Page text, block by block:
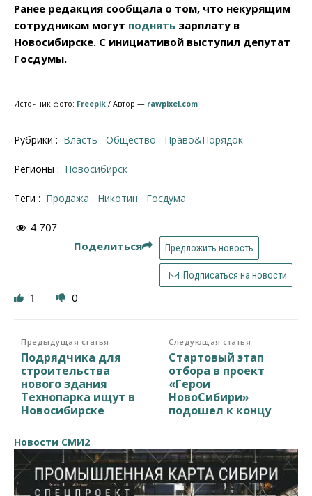
Ранее редакция сообщала о том, что некурящим
сотрудникам могут поднять зарплату в
Новосибирске. С инициативой выступил депутат
Госдумы.
Источник фото: Freepik / Автор — rawpixel.com
Рубрики : Власть Общество Право&Порядок
Регионы : Новосибирск
Теги : продажа никотин Госдума
4 707
Поделиться Предложить новость
Подписаться на новости
1 0
Предыдущая статья
Подрядчика для
строительства
нового здания
Технопарка ищут в
Новосибирске
Следующая статья
Стартовый этап
отбора в проект
«Герои
НовоСибири»
подошел к концу
Новости СМИ2